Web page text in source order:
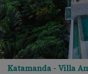
Katamanda - Villa